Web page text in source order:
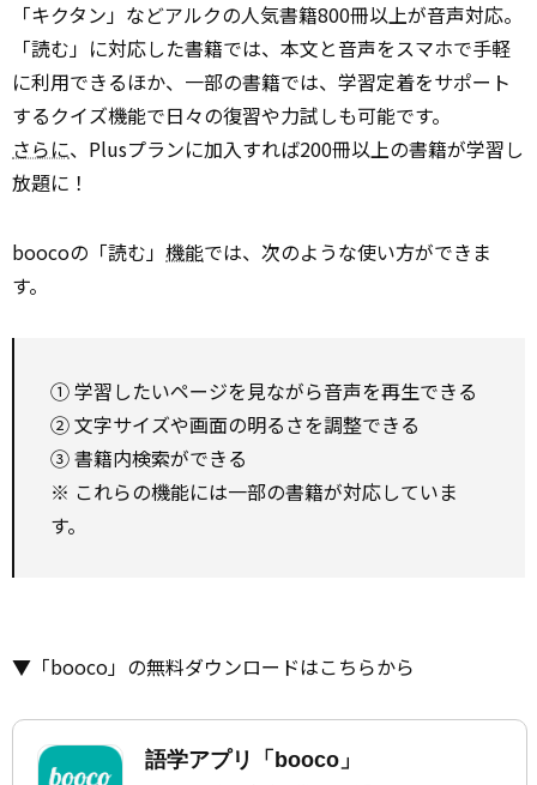
「キクタン」などアルクの人気書籍800冊以上が音声対応。
「読む」に対応した書籍では、本文と音声をスマホで手軽
に利用できるほか、一部の書籍では、学習定着をサポート
するクイズ機能で日々の復習や力試しも可能です。
さらに、Plusプランに加入すれば200冊以上の書籍が学習し
放題に！
boocoの「読む」 機能では、次のような使い方ができま
す。
① 学習したいページを見ながら音声を再生できる
② 文字サイズや画面の明るさを調整できる
③ 書籍内検索ができる
※ これらの機能には一部の書籍が対応していま
す。
▼「booco」の無料ダウンロードはこちらから